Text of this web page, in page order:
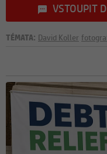
VSTOUPIT
TÉMATA: David Koller